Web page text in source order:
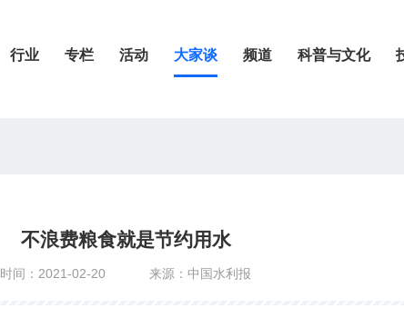
行业 专栏 活动 大家谈 频道 科普与文化
不浪费粮食就是节约用水
时间：2021-02-20 来源：中国水利报